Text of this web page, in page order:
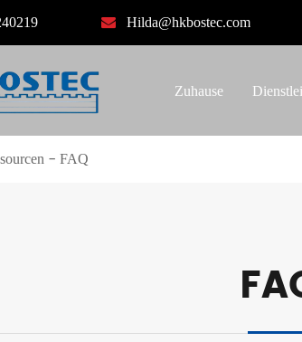
Hilda@hkbostec.com
Zuhause
FAQ